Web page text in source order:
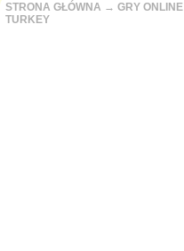
STRONA GŁÓWNA → GRY ONLINE
TURKEY